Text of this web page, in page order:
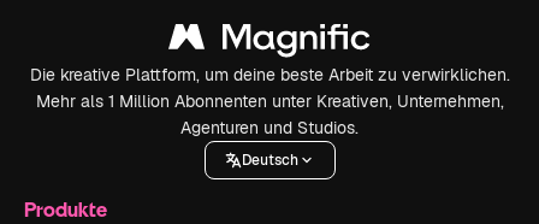
Die kreative Plattform, um deine beste Arbeit zu verwirklichen.
Mehr als 1 Million Abonnenten unter Kreativen, Unternehmen,
Agenturen und Studios.
Deutsch
Produkte